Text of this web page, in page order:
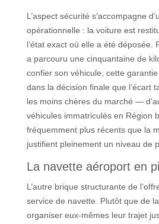
L’aspect sécurité s’accompagne
opérationnelle : la voiture est
l’état exact où elle a été déposée.
a parcouru une cinquantaine de
confier son véhicule, cette
dans la décision finale que l’écart
les moins chères du marché —
véhicules immatriculés en Région
fréquemment plus récents que la
justifient pleinement un niveau de
La navette aéroport en
L’autre brique structurante de
service de navette. Plutôt que de
organiser eux-mêmes leur trajet